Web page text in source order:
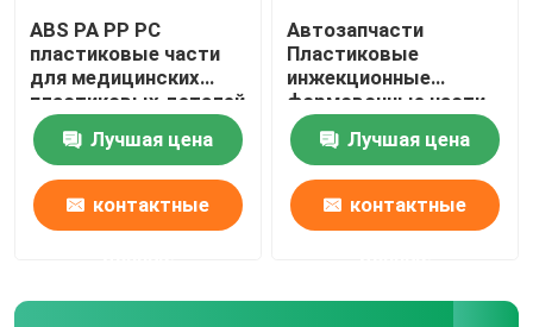
ABS PA PP PC
пластиковые части
для медицинских
пластиковых деталей
Лучшая цена
контактные
Автозапчасти
Пластиковые
инжекционные
формовочные части
для автомобилей
Пластиковые
защитные
устройства для грязи
Лучшая цена
контактные